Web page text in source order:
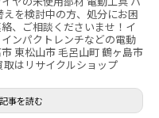
を検討中の方、処分にお困
、ご相談くださいませ！イ
ンパクトレンチなどの電動
東松山市 毛呂山町 鶴ヶ島市
はリサイクルショップ
記事を読む